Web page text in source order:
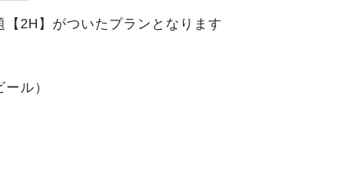
2H】がついたプランとなります
ル）